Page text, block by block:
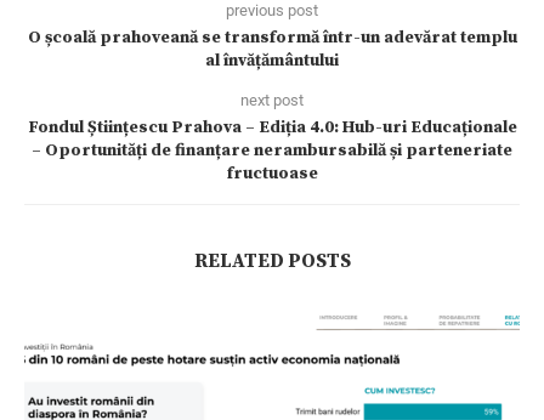
previous post
O școală prahoveană se transformă într-un adevărat templu
al învățământului
next post
Fondul Științescu Prahova – Ediția 4.0: Hub-uri Educaționale
– Oportunități de finanțare nerambursabilă și parteneriate
fructuoase
RELATED POSTS